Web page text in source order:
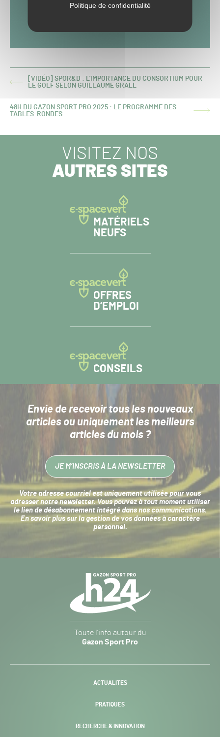
Politique de confidentialité
ARTICLE
[VIDÉO] SPOR&D : L'IMPORTANCE DU CONSORTIUM POUR
LE GOLF SELON GUILLAUME GRALL
ARTICLE
48H DU GAZON SPORT PRO 2025 : LE PROGRAMME DES
TABLES-RONDES
VISITEZ NOS
AUTRES SITES
MATÉRIELS
NEUFS
OFFRES
D’EMPLOI
CONSEILS
Envie de recevoir tous les nouveaux
articlesou uniquement les meilleurs
articles du mois ?
JE M’INSCRIS À LA NEWSLETTER
Votre adresse courriel est uniquement utilisée pour vous
adresser notre newsletter. Vous pouvez à tout moment utiliser
le lien de désabonnement intégré dans nos communications.
En savoir plus sur la gestion de vos données à caractère
personnel.
Sport
Pro
-
Toute l’info autour du
Gazon Sport Pro
ACTUALITÉS
PRATIQUES
RECHERCHE & INNOVATION